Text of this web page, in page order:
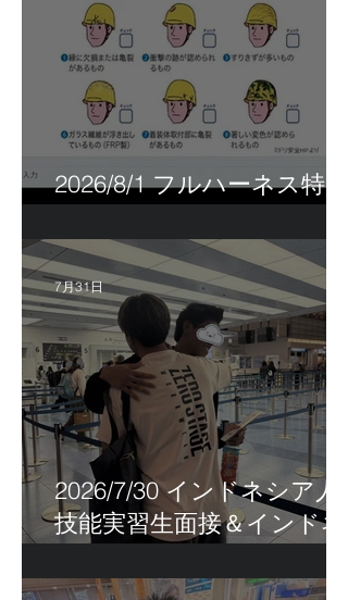
2026/8/1 フルハーネス特別
2026/7/30 インドネシア人
技能実習生面接＆インドネ
7月31日